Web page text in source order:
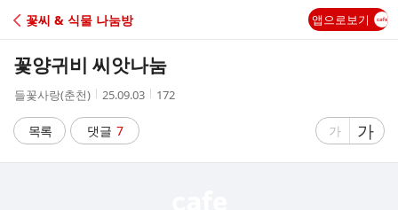
C
A
꽃씨 & 식물 나눔방 앱으로보기
꽃양귀비 씨앗나눔
작
자
들꽃사랑(춘천)
작
시
간
25.09.03
조
172
목록 댓글 7
글
가
글
자
가